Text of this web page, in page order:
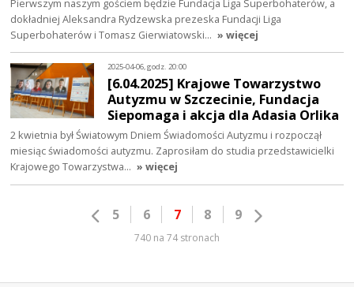
dokładniej Aleksandra Rydzewska prezeska Fundacji Liga
Superbohaterów i Tomasz Gierwiatowski… » więcej
2025-04-06, godz. 20:00
[6.04.2025] Krajowe Towarzystwo
Autyzmu w Szczecinie, Fundacja
Siepomaga i akcja dla Adasia Orlika
2 kwietnia był Światowym Dniem Świadomości Autyzmu i rozpoczął
miesiąc świadomości autyzmu. Zaprosiłam do studia przedstawicielki
Krajowego Towarzystwa… » więcej
5 6 7 8 9
740 na 74 stronach